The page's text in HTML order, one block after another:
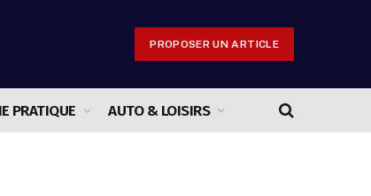
PROPOSER UN ARTICLE
PRATIQUE AUTO & LOISIRS